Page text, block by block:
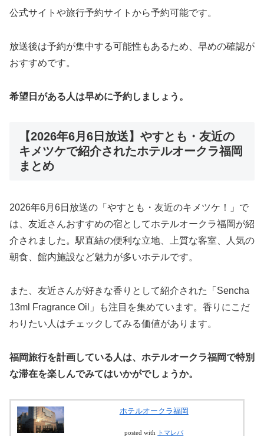
公式サイトや旅行予約サイトから予約可能です。
放送後は予約が集中する可能性もあるため、早めの確認が
おすすめです。
希望日がある人は早めに予約しましょう。
【2026年6月6日放送】やすとも・友近の
キメツケで紹介されたホテルオークラ福岡
まとめ
2026年6月6日放送の「やすとも・友近のキメツケ！」で
は、友近さんおすすめの宿としてホテルオークラ福岡が紹
介されました。駅直結の便利な立地、上質な客室、人気の
朝食、館内施設など魅力が多いホテルです。
また、友近さんが好きな香りとして紹介された「Sencha
13ml Fragrance Oil」も注目を集めています。香りにこだ
わりたい人はチェックしてみる価値があります。
福岡旅行を計画している人は、ホテルオークラ福岡で特別
な滞在を楽しんでみてはいかがでしょうか。
ホテルオークラ福岡
posted with トマレバ